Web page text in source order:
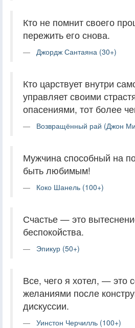
Кто не помнит своего
пережить его снова.
Джордж Сантаяна (30+)
Кто царствует внутри
управляет своими
опасениями, тот более
Возвращённый рай (Джон
Мужчина способный на
быть любимым!
Коко Шанель (100+)
Счастье — это
беспокойства.
Эпикур (50+)
Все, чего я хотел, — это
желаниями после
дискуссии.
Уинстон Черчилль (100+)